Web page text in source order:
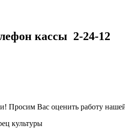
кассы 2-24-12
Просим Вас оценить работу
культуры